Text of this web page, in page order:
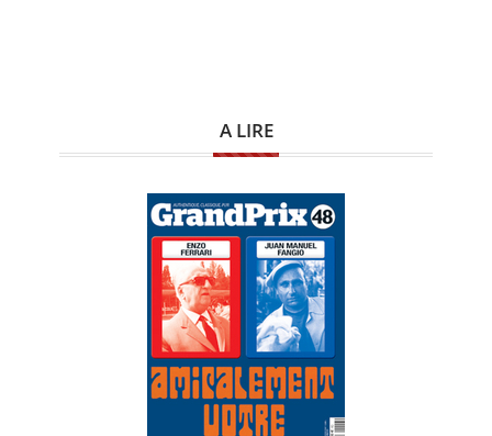
A LIRE